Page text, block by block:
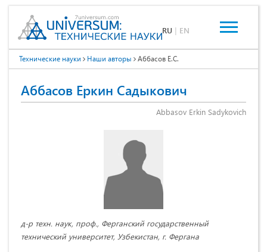
RU | EN
Технические науки Наши авторы Аббасов Е.С.
Аббасов Еркин Садыкович
Abbasov Erkin Sadykovich
д-р техн. наук, проф., Ферганский государственный
технический университет, Узбекистан, г. Фергана